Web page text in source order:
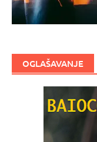
OGLAŠAVANJE